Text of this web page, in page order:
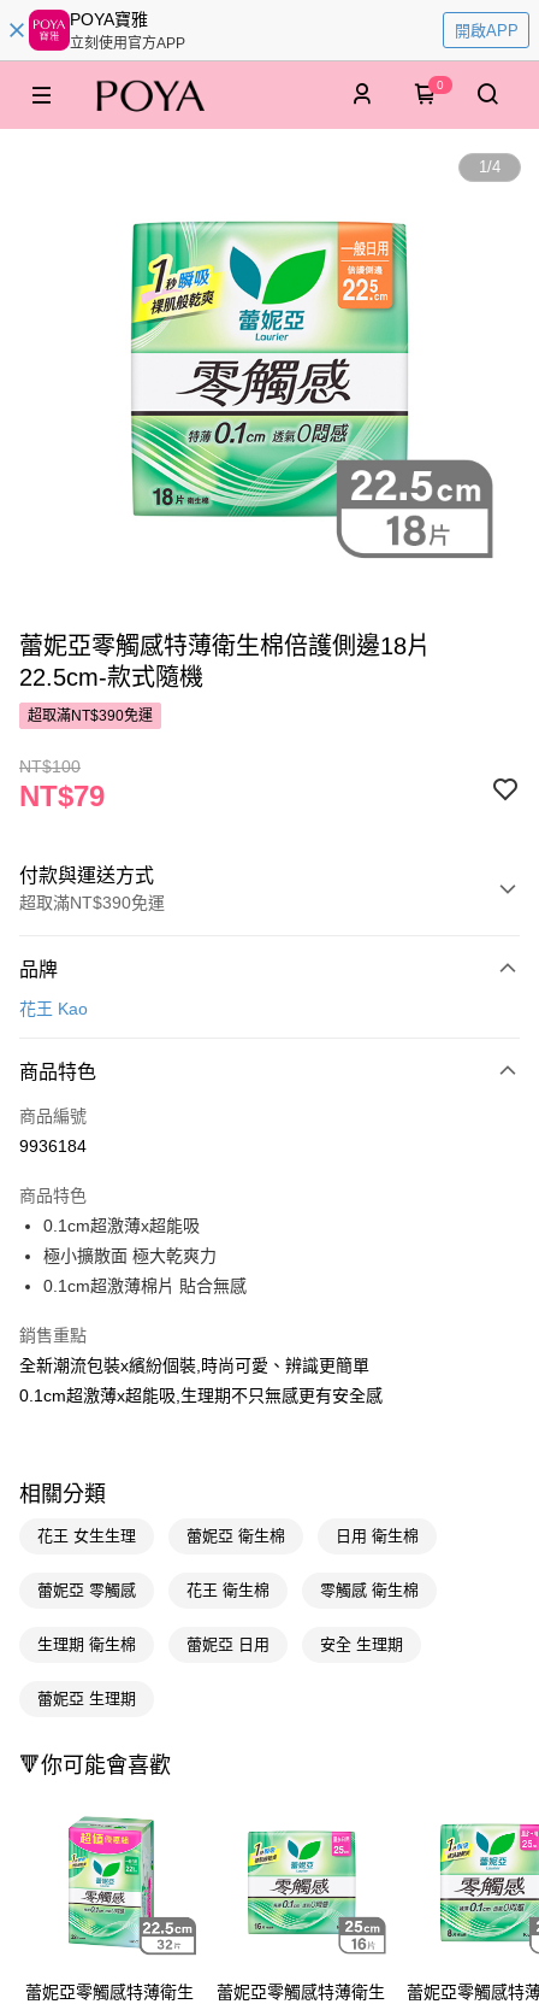
POYA寶雅
立刻使用官方APP
開啟APP
0
1/4
蕾妮亞零觸感特薄衛生棉倍護側邊18片
22.5cm-款式隨機
超取滿NT$390免運
NT$100
NT$79
付款與運送方式
超取滿NT$390免運
POYA支付
超商取貨付款
LINE Pay
街口支付
悠遊付
Google Pay
AFTEE先享後付
相關說明
【關於「AFTEE先享後付」】
２．便利：只要手機號碼，簡訊認證，即可結帳。
３．安心：先確認商品／服務後，再付款。
【「AFTEE先享後付」結帳流程】
結帳頁面，進行簡訊認證並確認金額後，即可完成結帳。
３．收到繳費通知簡訊後14天內，點擊此簡訊中的連結，可透過四大超商／
ATM／網路銀行／等多元方式進行付款，方視為交易完成。
購買商品的店家。未經商家同意取消之訂單仍視為有效，需透過AFTEE先享
是否繳費成功／繳費後需取消欲退款等相關疑問，請聯繫「AFTEE先享後付
【注意事項】
１．透過由恩沛科技股份有限公司提供之「AFTEE先享後付」服務完成之交
易，需依本服務之必要範圍內提供個人資料，並將交易相關給付款項請求債
權轉讓予恩沛科技股份有限公司。
２．關於個人資料處理事宜，請瀏覽以下網址：
https://aftee.tw/terms/#terms3
「AFTEE先享後付」，若未經同意申辦者引起之損失，本公司不負相關責
每筆NT$65，滿NT$390(含以上)免運費
付款後全家取貨
每筆NT$65，滿NT$490(含以上)免運費
每筆NT$65，滿NT$490(含以上)免運費
7-11取貨付款
每筆NT$65，滿NT$490(含以上)免運費
付款後7-11取貨
每筆NT$65，滿NT$490(含以上)免運費
品牌
花王 Kao
商品特色
商品編號
9936184
商品特色
0.1cm超激薄x超能吸
極小擴散面 極大乾爽力
0.1cm超激薄棉片 貼合無感
銷售重點
全新潮流包裝x繽紛個裝,時尚可愛、辨識更簡單
0.1cm超激薄x超能吸,生理期不只無感更有安全感
相關分類
花王 女生生理 蕾妮亞 衛生棉 日用 衛生棉
蕾妮亞 零觸感 花王 衛生棉 零觸感 衛生棉
生理期 衛生棉 蕾妮亞 日用 安全 生理期
蕾妮亞 生理期
🔻你可能會喜歡
蕾妮亞零觸感特薄衛生
蕾妮亞零觸感特薄衛生
蕾妮亞零觸感特